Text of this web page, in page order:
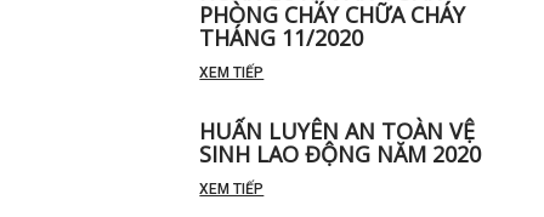
PHÒNG CHÁY CHỮA CHÁY
THÁNG 11/2020
XEM TIẾP
HUẤN LUYÊN AN TOÀN VỆ
SINH LAO ĐỘNG NĂM 2020
XEM TIẾP